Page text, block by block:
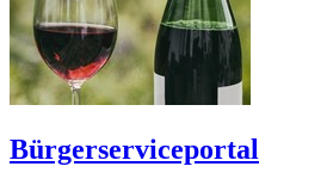
Bürgerserviceportal